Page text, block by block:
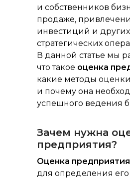
и собственников
продаже,
инвестиций и других
стратегических
В данной статье мы
что такое оценка
какие методы
и почему она
успешного ведения
Оценка предприятия
для определения
Зачем нужна
предприятия?